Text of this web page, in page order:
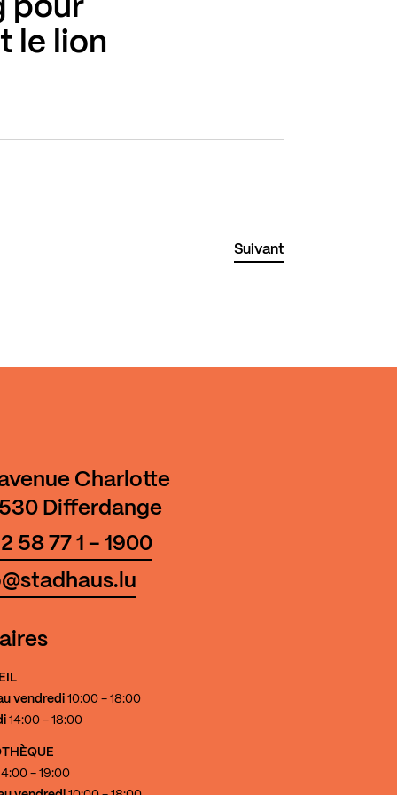
pour
le lion
Suivant
Charlotte
Differdange
58 77 1 - 1900
vendredi 10:00 - 18:00
14:00 - 18:00
- 19:00